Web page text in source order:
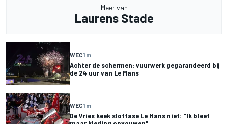
Meer van
Laurens Stade
WEC1 m
Achter de schermen: vuurwerk gegarandeerd bij
de 24 uur van Le Mans
WEC1 m
De Vries keek slotfase Le Mans niet: "Ik bleef